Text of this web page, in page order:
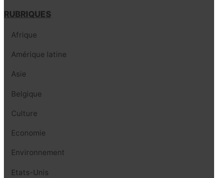
RUBRIQUES
Afrique
Amérique latine
Asie
Belgique
Culture
Economie
Environnement
Etats-Unis